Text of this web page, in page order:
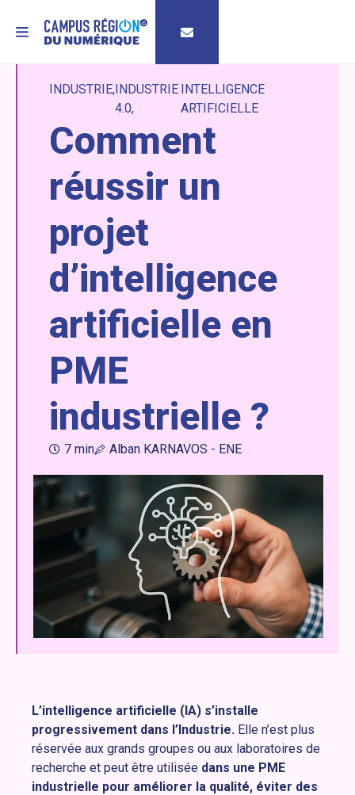
MENU
INDUSTRIE INDUSTRIE
4.0
INTELLIGENCE
ARTIFICIELLE
Comment
réussir un
projet
d’intelligence
artificielle en
PME
industrielle ?
7 min Alban KARNAVOS - ENE
L’intelligence artificielle (IA) s’installe
progressivement dans l’Industrie. Elle n’est plus
réservée aux grands groupes ou aux laboratoires de
recherche et peut être utilisée dans une PME
industrielle pour améliorer la qualité, éviter des